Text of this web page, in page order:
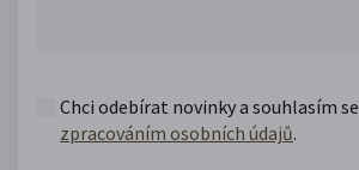
Chci odebírat novinky a souhlasím se
zpracováním osobních údajů.